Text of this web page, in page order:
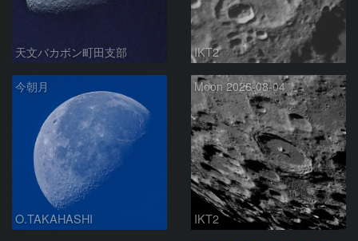
天文バカボン町田支部 IKT2
今朝月
O.TAKAHASHI
Moon 2026-08-04
IKT2